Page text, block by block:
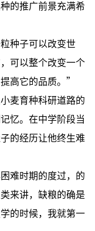
的推广前景充满希
种子可以改变世
可以整个改变一个
高它的品质。”
麦育种科研道路的
忆。在中学阶段当
的经历让他终生难
难时期的度过，的
来讲，缺粮的确是
的时候，我就第一